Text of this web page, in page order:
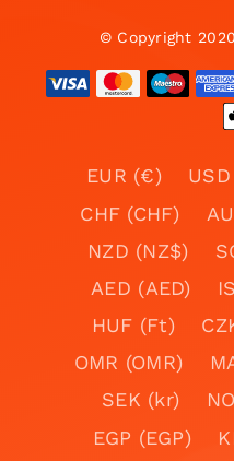
© Copyright
EUR (€)
CHF (CHF)
NZD (NZ$)
AED (AED)
HUF (Ft)
OMR (OMR)
SEK (kr)
EGP (EGP)